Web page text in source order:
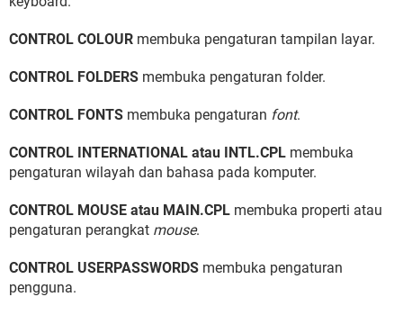
CONTROL COLOUR membuka pengaturan tampilan layar.
CONTROL FOLDERS membuka pengaturan folder.
CONTROL FONTS membuka pengaturan font.
CONTROL INTERNATIONAL atau INTL.CPL membuka
pengaturan wilayah dan bahasa pada komputer.
CONTROL MOUSE atau MAIN.CPL membuka properti atau
pengaturan perangkat mouse.
CONTROL USERPASSWORDS membuka pengaturan
pengguna.